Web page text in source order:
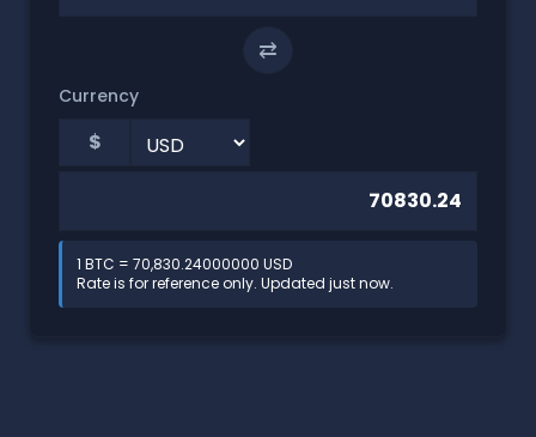
⇄
Currency
$
1 BTC = 70,830.24000000 USD
Rate is for reference only. Updated just now.